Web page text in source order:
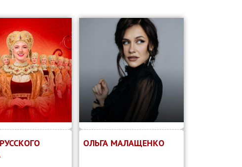
ОЛЬГА МАЛАЩЕНКО